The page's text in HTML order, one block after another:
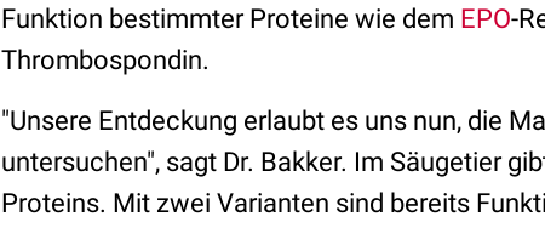
Funktion bestimmter Proteine wie dem EPO-
Thrombospondin.
"Unsere Entdeckung erlaubt es uns nun, die
untersuchen", sagt Dr. Bakker. Im Säugetier
Proteins. Mit zwei Varianten sind bereits